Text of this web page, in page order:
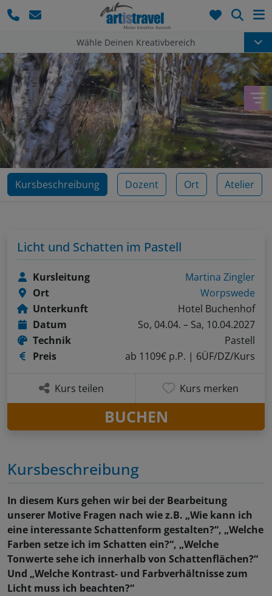
Wähle Deinen Kreativbereich
Kursbeschreibung Dozent Ort Atelier
Kursbeschreibung
In diesem Kurs gehen wir bei der Bearbeitung
unserer Motive Fragen nach wie z.B. „Wie kann ich
eine interessante Schattenform gestalten?“, „Welche
Farben setze ich im Schatten ein?“, „Welche
Tonwerte sehe ich innerhalb von Schattenflächen?“
Und „Welche Kontrast- und Farbverhältnisse zum
Licht muss ich beachten?“
Licht und Schatten im Pastell
Kursleitung
Martina Zingler
Ort
Worpswede
Unterkunft
Hotel Buchenhof
Datum
So, 04.04. – Sa, 10.04.2027
Technik
Pastell
Preis
ab 1109€ p.P. | 6ÜF/DZ/Kurs
Kurs teilen Kurs merken
BUCHEN